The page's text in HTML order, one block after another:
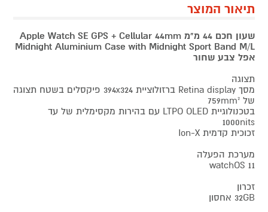
תיאור המוצר
שעון חכם 44 מ"מ Apple Watch SE GPS + Cellular 44mm
Midnight Aluminium Case with Midnight Sport Band M/L
אפל צבע שחור
תצוגה
מסך Retina display ברזולוציית 394x324 פיקסלים בשטח תצוגה
של 759mm²
בטכנולוגיית LTPO OLED עם בהירות מקסימלית של עד
1000nits
זכוכית קדמית Ion-X
מערכת הפעלה
watchOS 11
זכרון
32GB אחסון